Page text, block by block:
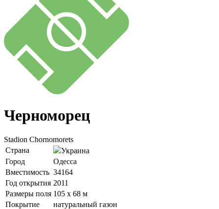
Черноморец
Stadion Chornomorets
Страна
Украина
Город
Одесса
Вместимость 34164
Год открытия 2011
Размеры поля 105 x 68 м
Покрытие
натуральный газон